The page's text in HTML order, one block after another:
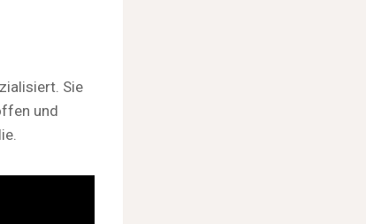
Sie
und